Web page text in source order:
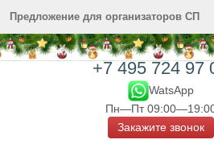
Предложение для организаторов СП
+7 495 724 97
WatsApp
Пн—Пт
Закажите звонок